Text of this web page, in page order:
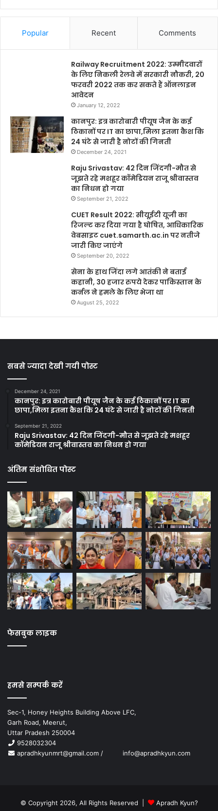
Popular Recent Comments
Railway Recruitment 2022: उम्मीदवारों
के लिए निकली रेलवे में सरकारी नौकरी, 20
फरवरी 2022 तक कर सकते हैं ऑनलाइन
आवेदन
January 12, 2022
कानपुर: इत्र कारोबारी पीयूष जैन के कई
ठिकानों पर IT का छापा,मिला इतना कैश कि
24 घंटे से जारी है नोटों की गिनती
December 24, 2021
Raju Srivastav: 42 दिन जिंदगी-मौत से
जूझते रहे मशहूर कॉमेडियन राजू श्रीवास्तव
का निधन हो गया
September 21, 2022
CUET Result 2022: सीयूईटी यूजी का
रिजल्ट कर दिया गया है घोषित, आधिकारिक
वेबसाइट cuet.samarth.ac.in पर नतीजे
जारी किए जाएंगे
September 20, 2022
सेना के हाथ जिंदा लगे आतंकी ने बताई
कहानी, 30 हजार रुपये देकर पाकिस्तान के
कर्नल ने हमले के लिए भेजा था
August 25, 2022
सबसे ज्यादा देखी गयी पोस्ट
December 24, 2021
कानपुर: इत्र कारोबारी पीयूष जैन के कई ठिकानों पर IT का
छापा,मिला इतना कैश कि 24 घंटे से जारी है नोटों की गिनती
September 21, 2022
Raju Srivastav: 42 दिन जिंदगी-मौत से जूझते रहे मशहूर
कॉमेडियन राजू श्रीवास्तव का निधन हो गया
अंतिम संशोधित पोस्ट
फेसबुक लाइक
हमसे सम्पर्क करें
Sec-1, Honey Heights Building Above LFC,
Garh Road, Meerut,
Uttar Pradesh 250004
9528032304
apradhkyunmrt@gmail.com / info@apradhkyun.com
© Copyright 2026, All Rights Reserved | Apradh Kyun?